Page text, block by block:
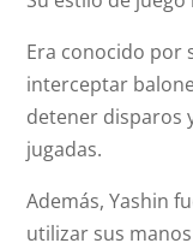
Era conocido por
interceptar
detener disparos
jugadas.
Además, Yashin
utilizar sus